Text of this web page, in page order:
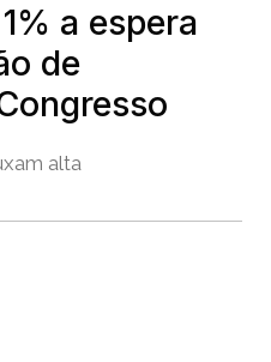
a espera
de
alta